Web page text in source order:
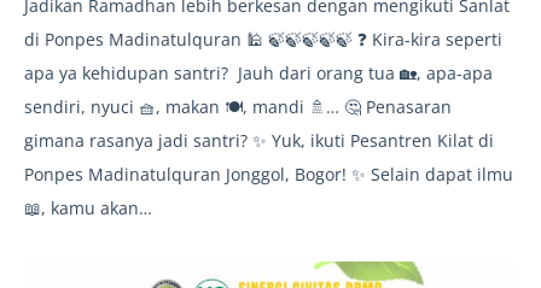
Jadikan Ramadhan lebih berkesan dengan mengikuti Sanlat
di Ponpes Madinatulquran 🕌 🍃🍃🍃🍃🍃 ❓ Kira-kira seperti
apa ya kehidupan santri? Jauh dari orang tua 🏡, apa-apa
sendiri, nyuci 🧺, makan 🍽️, mandi 🚿… 🤔 Penasaran
gimana rasanya jadi santri? ✨ Yuk, ikuti Pesantren Kilat di
Ponpes Madinatulquran Jonggol, Bogor! ✨ Selain dapat ilmu
📖, kamu akan…